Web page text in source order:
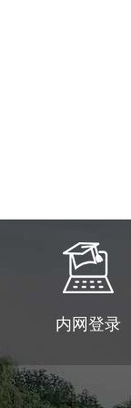
内网登录